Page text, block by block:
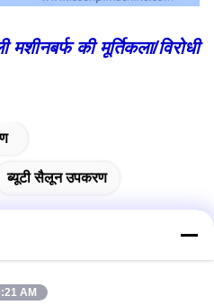
मशीनबर्फ की मूर्तिकला/विरोधी
ब्यूटी सैलून उपकरण
AM